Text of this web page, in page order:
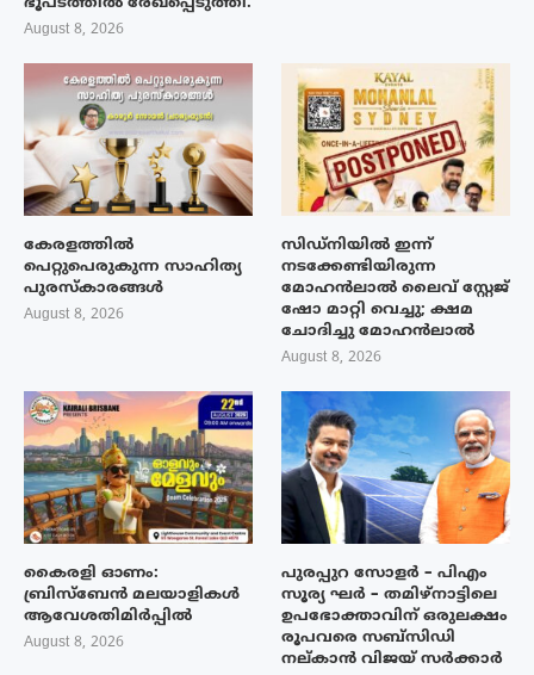
ഭൂപടത്തിൽ രേഖപ്പെടുത്തി.
August 8, 2026
കേരളത്തിൽ
പെറ്റുപെരുകുന്ന സാഹിത്യ
പുരസ്‌കാരങ്ങൾ
August 8, 2026
സിഡ്നിയിൽ ഇന്ന്
നടക്കേണ്ടിയിരുന്ന
മോഹൻലാൽ ലൈവ് സ്റ്റേജ്
ഷോ മാറ്റി വെച്ചു; ക്ഷമ
ചോദിച്ചു മോഹൻലാൽ
August 8, 2026
കൈരളി ഓണം:
ബ്രിസ്ബേൻ മലയാളികൾ
ആവേശതിമിർപ്പിൽ
August 8, 2026
പുരപ്പുറ സോളർ – പിഎം
സൂര്യ ഘർ – തമിഴ്നാട്ടിലെ
ഉപഭോക്താവിന് ഒരുലക്ഷം
രൂപവരെ സബ്സിഡി
നല്കാൻ വിജയ് സർക്കാർ